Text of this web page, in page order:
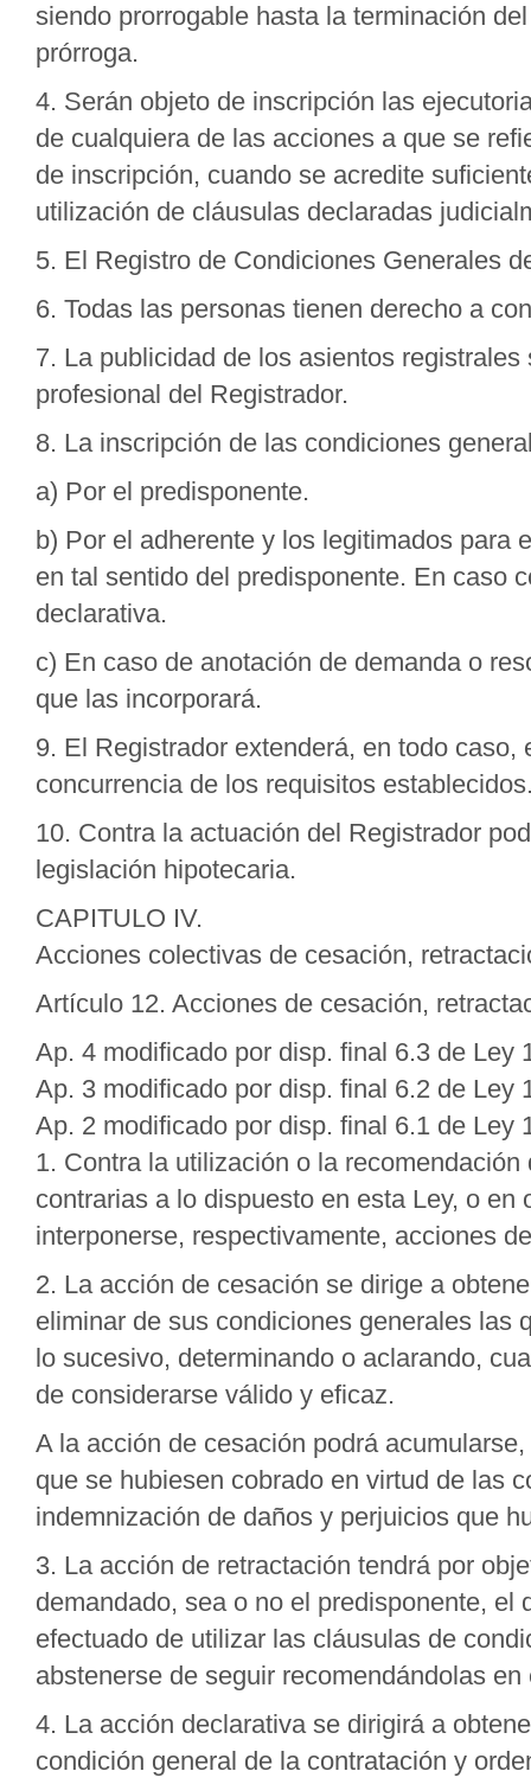
siendo prorrogable hasta la terminación
prórroga.
4. Serán objeto de inscripción las
de cualquiera de las acciones a que se
de inscripción, cuando se acredite
utilización de cláusulas declaradas
5. El Registro de Condiciones Generales
6. Todas las personas tienen derecho a
7. La publicidad de los asientos
profesional del Registrador.
8. La inscripción de las condiciones
a) Por el predisponente.
b) Por el adherente y los legitimados para
en tal sentido del predisponente. En caso
declarativa.
c) En caso de anotación de demanda o
que las incorporará.
9. El Registrador extenderá, en todo
concurrencia de los requisitos
10. Contra la actuación del Registrador
legislación hipotecaria.
CAPITULO IV.
Acciones colectivas de cesación,
Artículo 12. Acciones de cesación,
Ap. 4 modificado por disp. final 6.3 de Ley
Ap. 3 modificado por disp. final 6.2 de Ley
Ap. 2 modificado por disp. final 6.1 de Ley
1. Contra la utilización o la
contrarias a lo dispuesto en esta Ley, o
interponerse, respectivamente, acciones
2. La acción de cesación se dirige a
eliminar de sus condiciones generales las
lo sucesivo, determinando o aclarando,
de considerarse válido y eficaz.
A la acción de cesación podrá
que se hubiesen cobrado en virtud de las
indemnización de daños y perjuicios que
3. La acción de retractación tendrá por
demandado, sea o no el predisponente,
efectuado de utilizar las cláusulas de
abstenerse de seguir recomendándolas en
4. La acción declarativa se dirigirá a
condición general de la contratación y